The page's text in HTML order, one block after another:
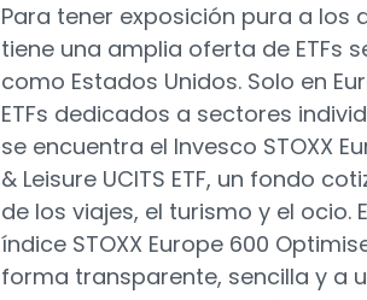
Para tener exposición pura a los
tiene una amplia oferta de ETFs
como Estados Unidos. Solo en
ETFs dedicados a sectores
se encuentra el Invesco STOXX
& Leisure UCITS ETF, un fondo
de los viajes, el turismo y el ocio.
índice STOXX Europe 600
forma transparente, sencilla y a